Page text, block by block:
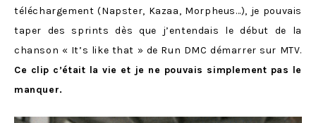
téléchargement (Napster, Kazaa, Morpheus…), je pouvais
taper des sprints dès que j’entendais le début de la
chanson « It’s like that » de Run DMC démarrer sur MTV.
Ce clip c’était la vie et je ne pouvais simplement pas le
manquer.